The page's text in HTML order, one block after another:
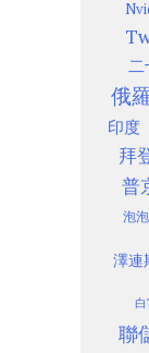
二
俄
印度
拜
普
泡
澤連
聯